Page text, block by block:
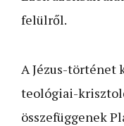
felülről.
A Jézus-történet
teológiai-
összefüggenek